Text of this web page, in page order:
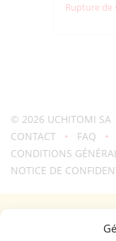
Rupture de
© 2026 UCHITOMI SA
CONTACT
FAQ
CONDITIONS
NOTICE DE
GENÈVE - RIVE DROITE